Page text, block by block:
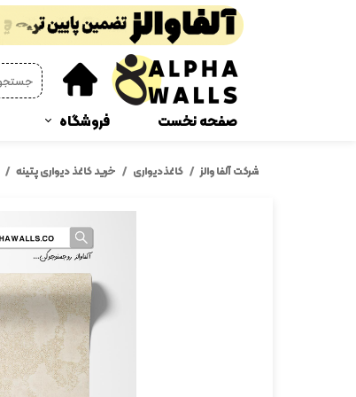
صفحه نخست فروشگاه
پوستر دیواریشرکت آلفا والز کاغذدیواری خرید کاغذ دیواری پتینه